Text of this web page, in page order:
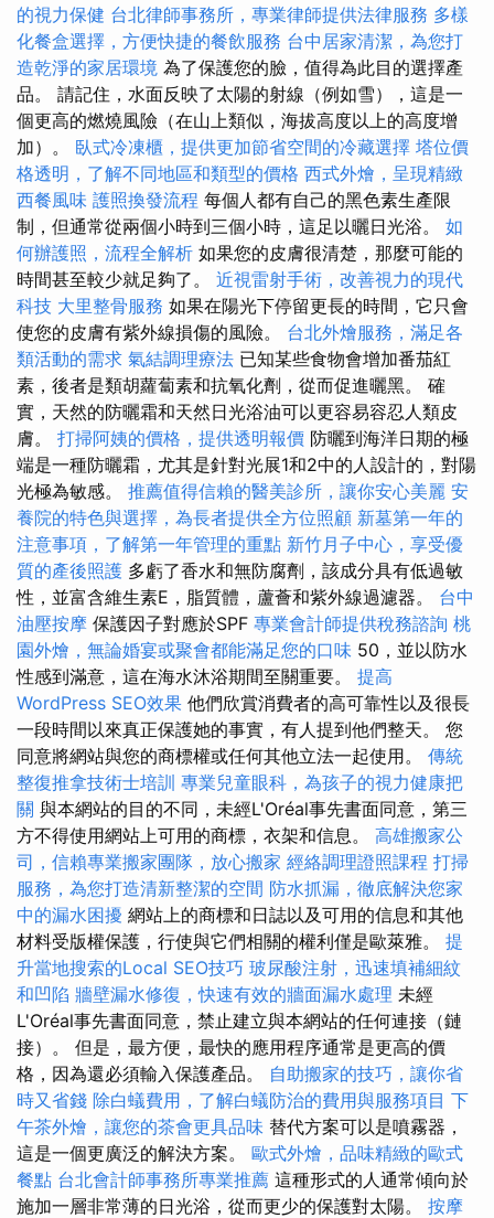
的視力保健 台北律師事務所，專業律師提供法律服務 多樣
化餐盒選擇，方便快捷的餐飲服務 台中居家清潔，為您打
造乾淨的家居環境 為了保護您的臉，值得為此目的選擇產
品。 請記住，水面反映了太陽的射線（例如雪），這是一
個更高的燃燒風險（在山上類似，海拔高度以上的高度增
加）。 臥式冷凍櫃，提供更加節省空間的冷藏選擇 塔位價
格透明，了解不同地區和類型的價格 西式外燴，呈現精緻
西餐風味 護照換發流程 每個人都有自己的黑色素生產限
制，但通常從兩個小時到三個小時，這足以曬日光浴。 如
何辦護照，流程全解析 如果您的皮膚很清楚，那麼可能的
時間甚至較少就足夠了。 近視雷射手術，改善視力的現代
科技 大里整骨服務 如果在陽光下停留更長的時間，它只會
使您的皮膚有紫外線損傷的風險。 台北外燴服務，滿足各
類活動的需求 氣結調理療法 已知某些食物會增加番茄紅
素，後者是類胡蘿蔔素和抗氧化劑，從而促進曬黑。 確
實，天然的防曬霜和天然日光浴油可以更容易容忍人類皮
膚。 打掃阿姨的價格，提供透明報價 防曬到海洋日期的極
端是一種防曬霜，尤其是針對光展1和2中的人設計的，對陽
光極為敏感。 推薦值得信賴的醫美診所，讓你安心美麗 安
養院的特色與選擇，為長者提供全方位照顧 新墓第一年的
注意事項，了解第一年管理的重點 新竹月子中心，享受優
質的產後照護 多虧了香水和無防腐劑，該成分具有低過敏
性，並富含維生素E，脂質體，蘆薈和紫外線過濾器。 台中
油壓按摩 保護因子對應於SPF 專業會計師提供稅務諮詢 桃
園外燴，無論婚宴或聚會都能滿足您的口味 50，並以防水
性感到滿意，這在海水沐浴期間至關重要。 提高
WordPress SEO效果 他們欣賞消費者的高可靠性以及很長
一段時間以來真正保護她的事實，有人提到他們整天。 您
同意將網站與您的商標權或任何其他立法一起使用。 傳統
整復推拿技術士培訓 專業兒童眼科，為孩子的視力健康把
關 與本網站的目的不同，未經L'Oréal事先書面同意，第三
方不得使用網站上可用的商標，衣架和信息。 高雄搬家公
司，信賴專業搬家團隊，放心搬家 經絡調理證照課程 打掃
服務，為您打造清新整潔的空間 防水抓漏，徹底解決您家
中的漏水困擾 網站上的商標和日誌以及可用的信息和其他
材料受版權保護，行使與它們相關的權利僅是歐萊雅。 提
升當地搜索的Local SEO技巧 玻尿酸注射，迅速填補細紋
和凹陷 牆壁漏水修復，快速有效的牆面漏水處理 未經
L'Oréal事先書面同意，禁止建立與本網站的任何連接（鏈
接）。 但是，最方便，最快的應用程序通常是更高的價
格，因為還必須輸入保護產品。 自助搬家的技巧，讓你省
時又省錢 除白蟻費用，了解白蟻防治的費用與服務項目 下
午茶外燴，讓您的茶會更具品味 替代方案可以是噴霧器，
這是一個更廣泛的解決方案。 歐式外燴，品味精緻的歐式
餐點 台北會計師事務所專業推薦 這種形式的人通常傾向於
施加一層非常薄的日光浴，從而更少的保護對太陽。 按摩